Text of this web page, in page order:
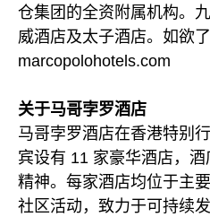
仓集团的全资附属机构。
威酒店及太子酒店。如欲
marcopolohotels.com
关于马哥孛罗酒店
马哥孛罗酒店在香港特别
宾设有 11 家豪华酒店，
精神。每家酒店均位于主
社区活动，致力于可持续